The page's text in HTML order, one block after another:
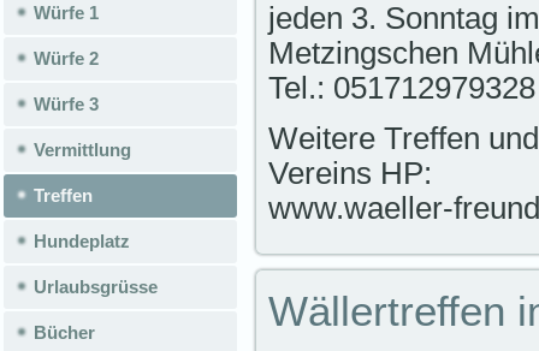
Würfe 1
Würfe 2
Würfe 3
Vermittlung
Treffen
Hundeplatz
Urlaubsgrüsse
Bücher
jeden 3. Sonntag
Metzingschen
Tel.: 051712979328
Weitere Treffen
Vereins HP:
www.waeller-
Wällertreffen